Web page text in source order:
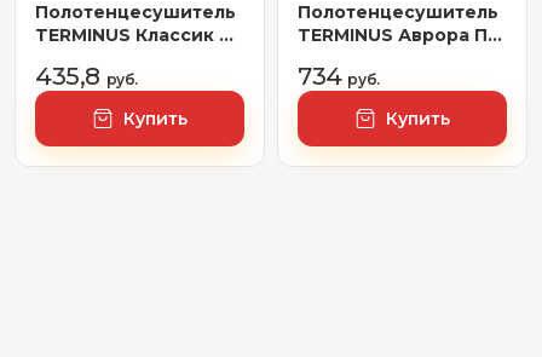
Полотенцесушитель
TERMINUS Классик П7
резьбой, хром)
435,8 руб.
Купить
Полотенцесушитель
TERMINUS Аврора П6
(черный)
734 руб.
Купить